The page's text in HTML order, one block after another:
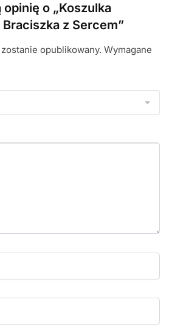
o „Koszulka
z Sercem”
opublikowany. Wymagane